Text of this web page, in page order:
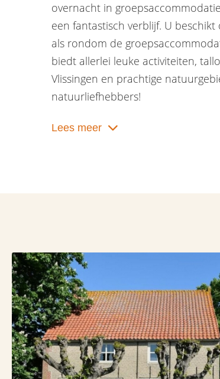
overnacht in
een fantastisch verblijf. U
als rondom de
biedt allerlei leuke activiteiten,
Vlissingen en prachtige
natuurliefhebbers!
Lees meer